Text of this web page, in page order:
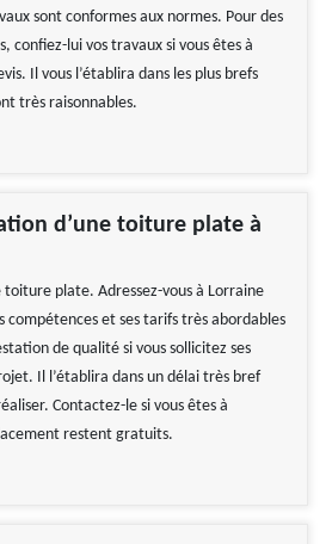
sont conformes aux normes. Pour des
confiez-lui vos travaux si vous êtes à
Il vous l’établira dans les plus brefs
très raisonnables.
d’une toiture plate à
plate. Adressez-vous à Lorraine
compétences et ses tarifs très abordables
de qualité si vous sollicitez ses
Il l’établira dans un délai très bref
Contactez-le si vous êtes à
restent gratuits.